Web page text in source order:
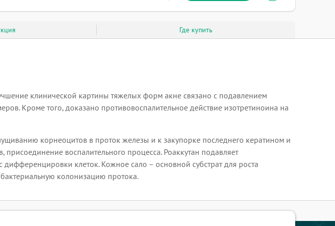
Где купить
клинической картины тяжелых форм акне связано с подавлением
Кроме того, доказано противовоспалительное действие изотретиноина на
корнеоцитов в проток железы и к закупорке последнего кератином и
воспалительного процесса. Роаккутан подавляет
клеток. Кожное сало – основной субстрат для роста
колонизацию протока.